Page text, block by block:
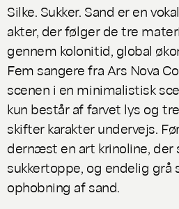
Silke. Sukker. Sand er en
akter, der følger de tre
gennem kolonitid, global
Fem sangere fra Ars Nova
scenen i en minimalistisk
kun består af farvet lys og
skifter karakter undervejs.
dernæst en art krinoline, der
sukkertoppe, og endelig grå
ophobning af sand.